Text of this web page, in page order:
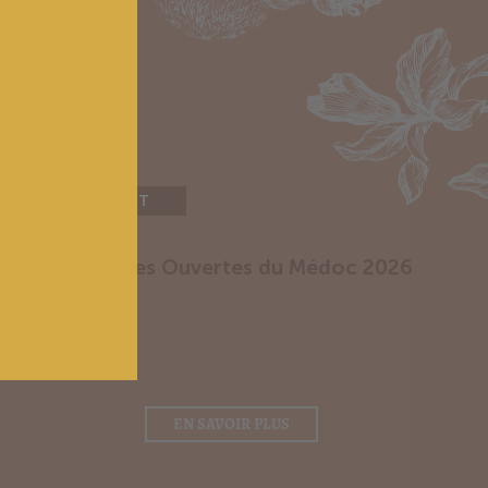
EN SAVOIR PLUS
EVENEMENT